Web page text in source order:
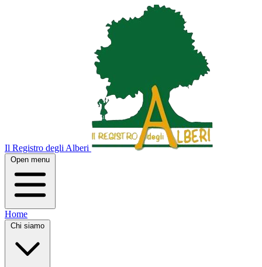
Il Registro degli Alberi
Open menu
Home
Chi siamo